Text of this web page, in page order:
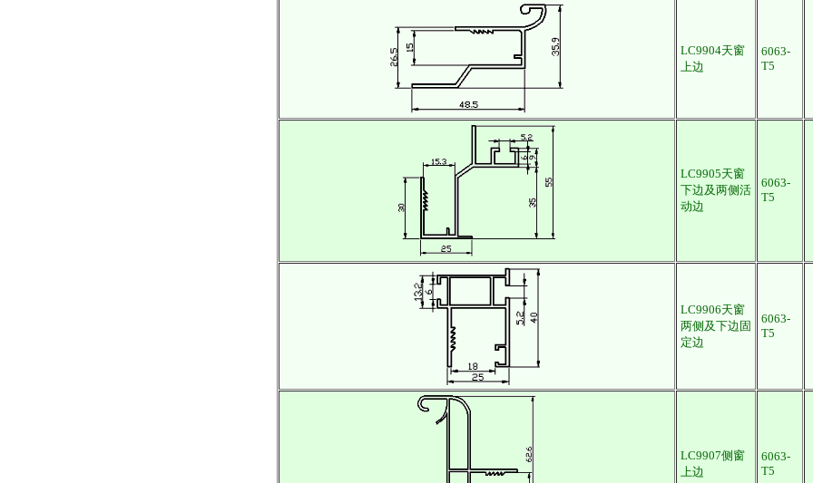
LC9904天窗
上边
6063-
T5
LC9905天窗
下边及两侧活
动边
6063-
T5
LC9906天窗
两侧及下边固
定边
6063-
T5
LC9907侧窗
上边
6063-
T5